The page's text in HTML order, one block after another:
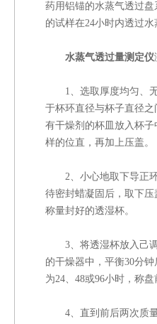
药用铝锚的水蒸气透过
的试样在24小时内透过水
水蒸气透过量测定仪
1、选取厚度均匀、无
于杯环直径与杯子直径
有干燥剂的杯皿放入杯
样的位直，再加上压盖。
2、小心地取下导正环
待密封蜡凝固后，取下
称量封好的透湿杯。
3、将透湿杯放入己调
的干燥器中，平衡30分
为24、48或96小时，称
4、直到前后两次质量